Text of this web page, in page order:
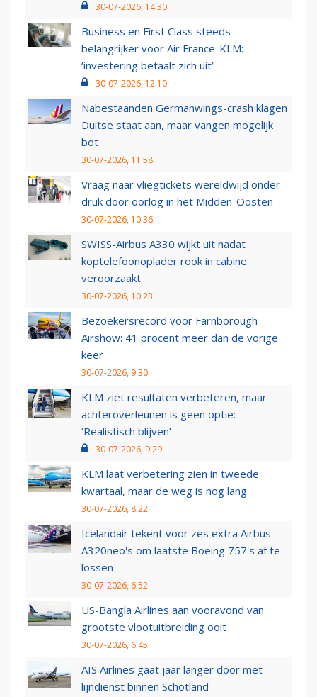
30-07-2026, 14:30
Business en First Class steeds
belangrijker voor Air France-KLM:
‘investering betaalt zich uit’
30-07-2026, 12:10
Nabestaanden Germanwings-crash klagen
Duitse staat aan, maar vangen mogelijk
bot
30-07-2026, 11:58
Vraag naar vliegtickets wereldwijd onder
druk door oorlog in het Midden-Oosten
30-07-2026, 10:36
SWISS-Airbus A330 wijkt uit nadat
koptelefoonoplader rook in cabine
veroorzaakt
30-07-2026, 10:23
Bezoekersrecord voor Farnborough
Airshow: 41 procent meer dan de vorige
keer
30-07-2026, 9:30
KLM ziet resultaten verbeteren, maar
achteroverleunen is geen optie:
‘Realistisch blijven’
30-07-2026, 9:29
KLM laat verbetering zien in tweede
kwartaal, maar de weg is nog lang
30-07-2026, 8:22
Icelandair tekent voor zes extra Airbus
A320neo's om laatste Boeing 757's af te
lossen
30-07-2026, 6:52
US-Bangla Airlines aan vooravond van
grootste vlootuitbreiding ooit
30-07-2026, 6:45
AIS Airlines gaat jaar langer door met
lijndienst binnen Schotland